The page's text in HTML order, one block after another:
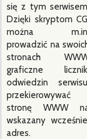
się z tym
Dzięki skryptom
można
prowadzić na
stronach
graficzne
odwiedzin
przekierowywać
stronę WWW
wskazany
adres.